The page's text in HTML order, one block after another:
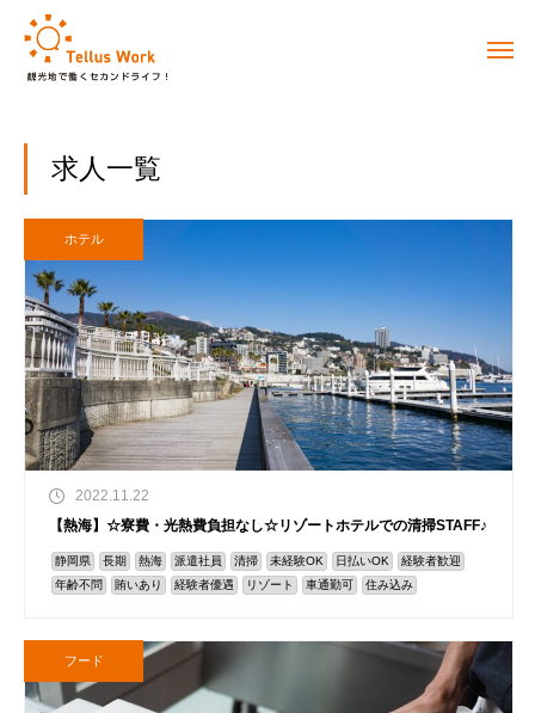
求人一覧
ホテル
2022.11.22
【熱海】☆寮費・光熱費負担なし☆リゾートホテルでの清掃STAFF♪
静岡県 長期 熱海 派遣社員 清掃 未経験OK 日払いOK
経験者歓迎
年齢不問
賄いあり 経験者優遇 リゾート 車通勤可 住み込み
フード